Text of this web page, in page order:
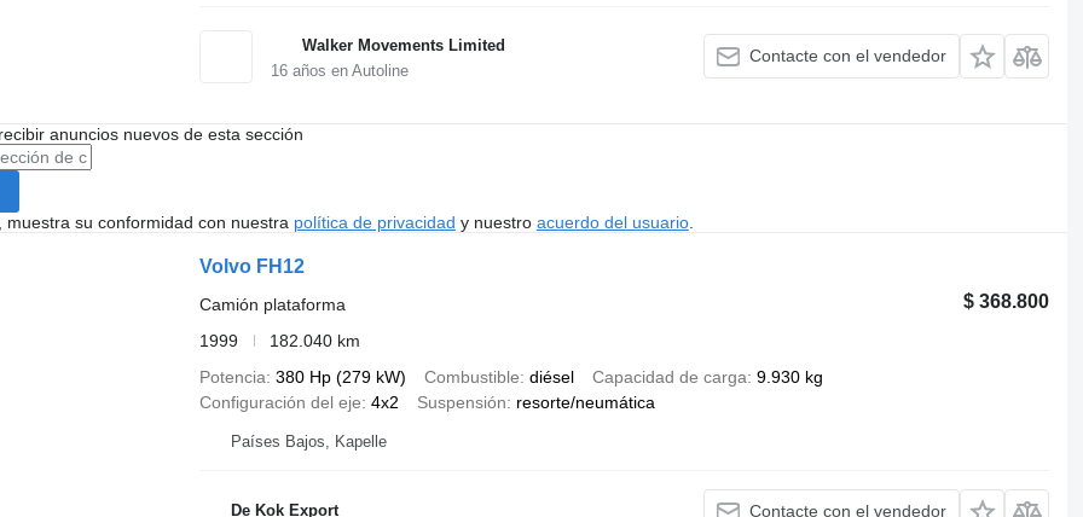
Walker Movements Limited
16años en Autoline
Contacte con el vendedor
anuncios nuevos de esta sección
muestra su conformidad con nuestra política de privacidad y nuestro acuerdo del usuario.
Volvo FH12
$ 368.800
Camión plataforma
1999
182.040 km
Potencia 380 Hp (279 kW) Combustible diésel Capacidad de carga 9.930 kg
Configuración del eje 4x2 Suspensión resorte/neumática
Países Bajos, Kapelle
De Kok Export Contacte con el vendedor